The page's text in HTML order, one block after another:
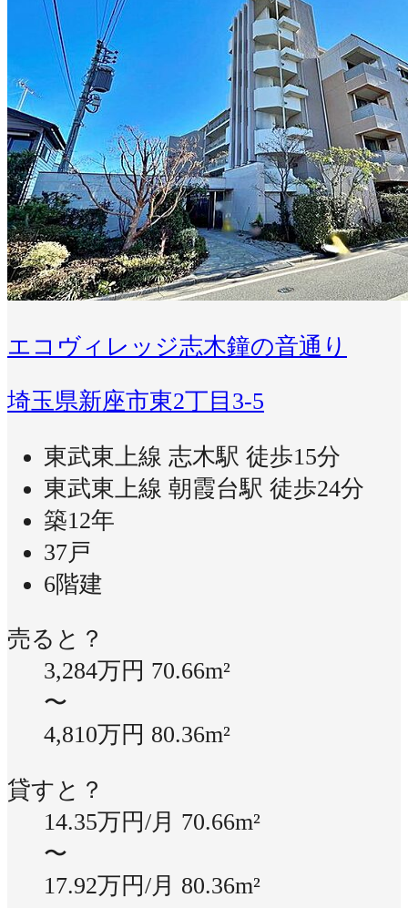
エコヴィレッジ志木鐘の音通り
埼玉県新座市東2丁目3-5
東武東上線 志木駅 徒歩15分
東武東上線 朝霞台駅 徒歩24分
築12年
37戸
6階建
売ると？
3,284万円 70.66m²
〜
4,810万円 80.36m²
貸すと？
14.35万円/月 70.66m²
〜
17.92万円/月 80.36m²